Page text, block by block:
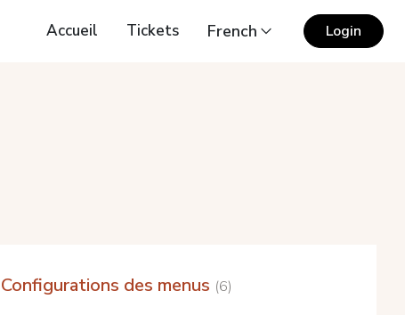
Accueil Tickets French Login
Configurations des menus 6